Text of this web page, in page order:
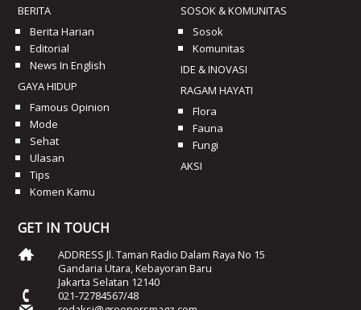
BERITA
Berita Harian
Editorial
News In English
GAYA HIDUP
Famous Opinion
Mode
Sehat
Ulasan
Tips
Komen Kamu
SOSOK & KOMUNITAS
Sosok
Komunitas
IDE & INOVASI
RAGAM HAYATI
Flora
Fauna
Fungi
AKSI
GET IN TOUCH
ADDRESS Jl. Taman Radio Dalam Raya No 15
Gandaria Utara, Kebayoran Baru
Jakarta Selatan 12140
021-72784567/48